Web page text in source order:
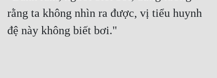
rằng ta không nhìn ra được, vị tiểu huynh
đệ này không biết bơi."